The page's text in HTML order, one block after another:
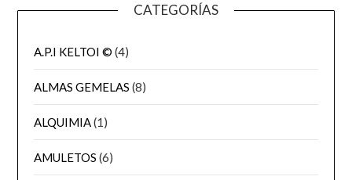
CATEGORÍAS
A.P.I KELTOI © (4)
ALMAS GEMELAS (8)
ALQUIMIA(1)
AMULETOS (6)